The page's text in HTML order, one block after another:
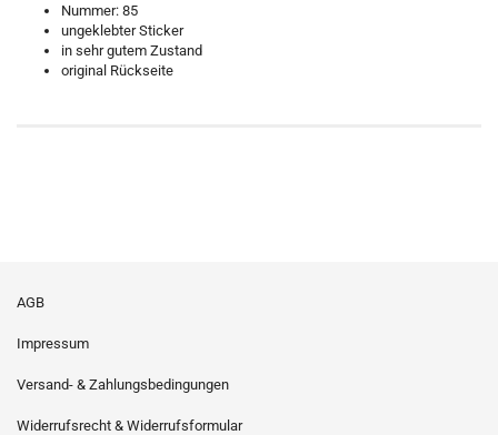
Nummer: 85
ungeklebter Sticker
in sehr gutem Zustand
original Rückseite
AGB
Impressum
Versand- & Zahlungsbedingungen
Widerrufsrecht & Widerrufsformular